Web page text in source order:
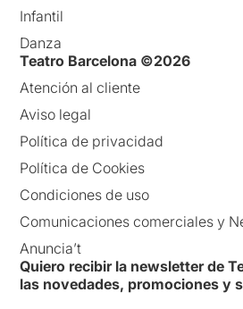
Infantil
Danza
Teatro Barcelona ©2026
Atención al cliente
Aviso legal
Política de privacidad
Política de Cookies
Condiciones de uso
Comunicaciones comerciales y
Anuncia’t
Quiero recibir la newsletter de
las novedades, promociones y